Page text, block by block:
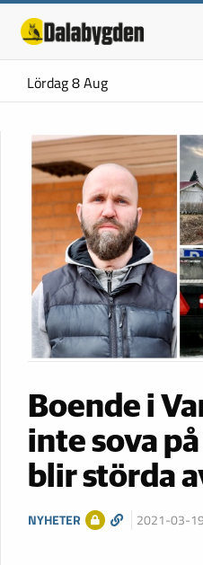
Lördag 8 Aug
Boende i
inte sova
blir störda
NYHETER 2021-03-19